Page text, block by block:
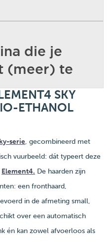
SKY
ETHANOL
serie, gecombineerd met
vuurbeeld: dát typeert deze
Element4. De haarden zijn
een fronthaard,
in de afmeting small,
over een automatisch
én kan zowel afvoerloos als